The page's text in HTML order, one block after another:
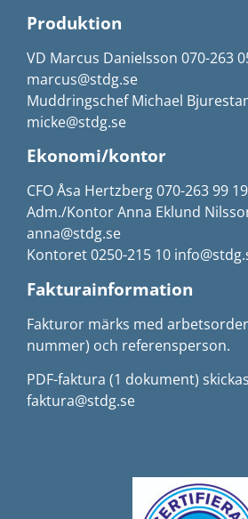
Produktion
VD Marcus Danielsson 070-263
marcus@stdg.se
Muddringschef Michael
micke@stdg.se
Ekonomi/kontor
CFO Åsa Hertzberg 070-263 99
Adm./Kontor Anna Eklund
anna@stdg.se
Kontoret 0250-215 10
Fakturainformation
Fakturor märks med
nummer) och referensperson.
PDF-faktura (1 dokument)
faktura@stdg.se